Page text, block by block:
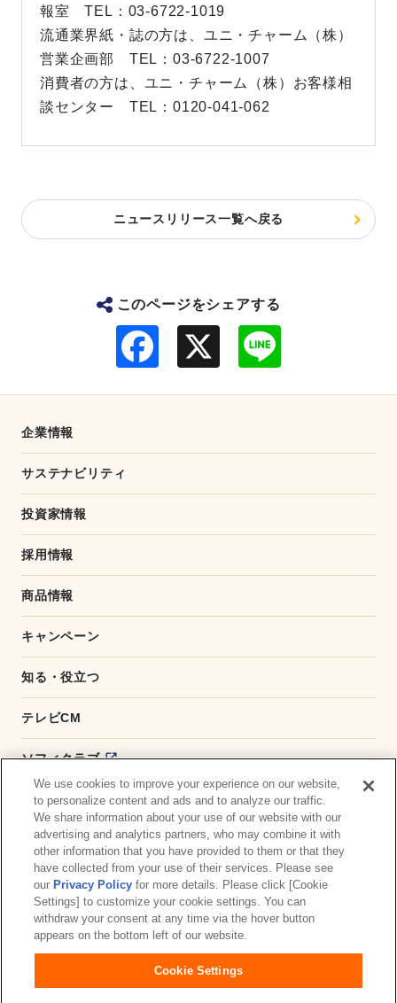
報室 TEL：03-6722-1019
流通業界紙・誌の方は、ユニ・チャーム（株）
営業企画部 TEL：03-6722-1007
消費者の方は、ユニ・チャーム（株）お客様相
談センター TEL：0120-041-062
ニュースリリース一覧へ戻る
このページをシェアする
企業情報
サステナビリティ
投資家情報
採用情報
商品情報
キャンペーン
知る・役立つ
テレビCM
ソフィクラブ
かんたん応募サービス
ダイレクトショップ
商品取扱い店舗検索
お問い合わせ サイトマップ ウェブサイト利用規約
プライバシーポリシー 障がいの表記について
We use cookies to improve your experience on our website,
to personalize content and ads and to analyze our traffic.
We share information about your use of our website with our
advertising and analytics partners, who may combine it with
other information that you have provided to them or that they
have collected from your use of their services. Please see
our Privacy Policy for more details. Please click [Cookie
Settings] to customize your cookie settings. You can
withdraw your consent at any time via the hover button
appears on the bottom left of our website.
Cookie Settings